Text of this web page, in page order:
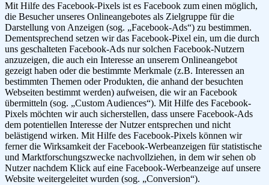
Mit Hilfe des Facebook-Pixels ist es Facebook zum einen möglich,
die Besucher unseres Onlineangebotes als Zielgruppe für die
Darstellung von Anzeigen (sog. „Facebook-Ads“) zu bestimmen.
Dementsprechend setzen wir das Facebook-Pixel ein, um die durch
uns geschalteten Facebook-Ads nur solchen Facebook-Nutzern
anzuzeigen, die auch ein Interesse an unserem Onlineangebot
gezeigt haben oder die bestimmte Merkmale (z.B. Interessen an
bestimmten Themen oder Produkten, die anhand der besuchten
Webseiten bestimmt werden) aufweisen, die wir an Facebook
übermitteln (sog. „Custom Audiences“). Mit Hilfe des Facebook-
Pixels möchten wir auch sicherstellen, dass unsere Facebook-Ads
dem potentiellen Interesse der Nutzer entsprechen und nicht
belästigend wirken. Mit Hilfe des Facebook-Pixels können wir
ferner die Wirksamkeit der Facebook-Werbeanzeigen für statistische
und Marktforschungszwecke nachvollziehen, in dem wir sehen ob
Nutzer nachdem Klick auf eine Facebook-Werbeanzeige auf unsere
Website weitergeleitet wurden (sog. „Conversion“).